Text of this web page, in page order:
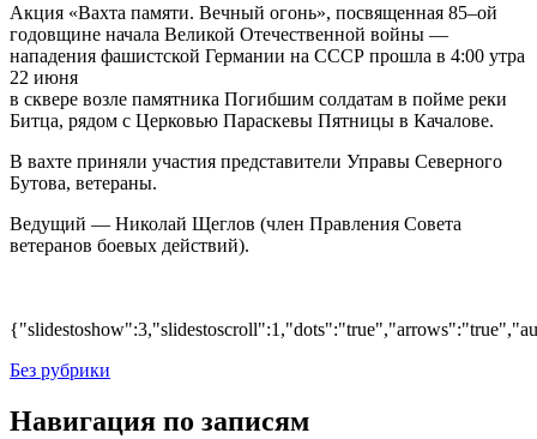
Акция «Вахта памяти. Вечный огонь», посвященная 85–ой
годовщине начала Великой Отечественной войны —
нападения фашистской Германии на СССР прошла в 4:00 утра
22 июня
в сквере возле памятника Погибшим солдатам в пойме реки
Битца, рядом с Церковью Параскевы Пятницы в Качалове.
В вахте приняли участия представители Управы Северного
Бутова, ветераны.
Ведущий — Николай Щеглов (член Правления Совета
ветеранов боевых действий).
Без рубрики
Навигация по записям